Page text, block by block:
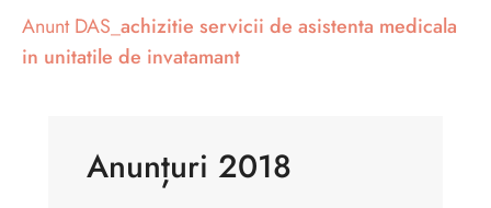
Anunt DAS_achizitie servicii de asistenta medicala
in unitatile de invatamant
Anunțuri 2018